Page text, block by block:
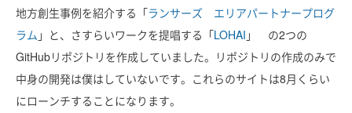
地方創生事例を紹介する「ランサーズ エリアパートナープログ
ラム 」と、さすらいワークを提唱する「LOHAI 」 の2つの
GitHubリポジトリを作成していました。リポジトリの作成のみで
中身の開発は僕はしていないです。これらのサイトは8月くらい
にローンチすることになります。